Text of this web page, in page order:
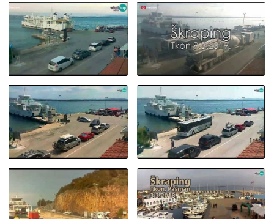
OLUJNO JUGO
PRISTAJANJE
TRAJEKTA - TKON
12.11.2019.
TKON, TRAJEKT
[INFORMACIJE],
PAŠMAN - 18.8.2019.
TKON, PAŠMAN - LJETO
2019. - TIME LAPSE
ŠKRAPING - TKON,
PAŠMAN 2019. -
INTERNATIONAL
TREKKING RACE
TKON, TRAJEKT [
INFORMACIJE ],
PAŠMAN - LJETNI DAN
2018.
TKON TRAJEKT,
21.7.2018.